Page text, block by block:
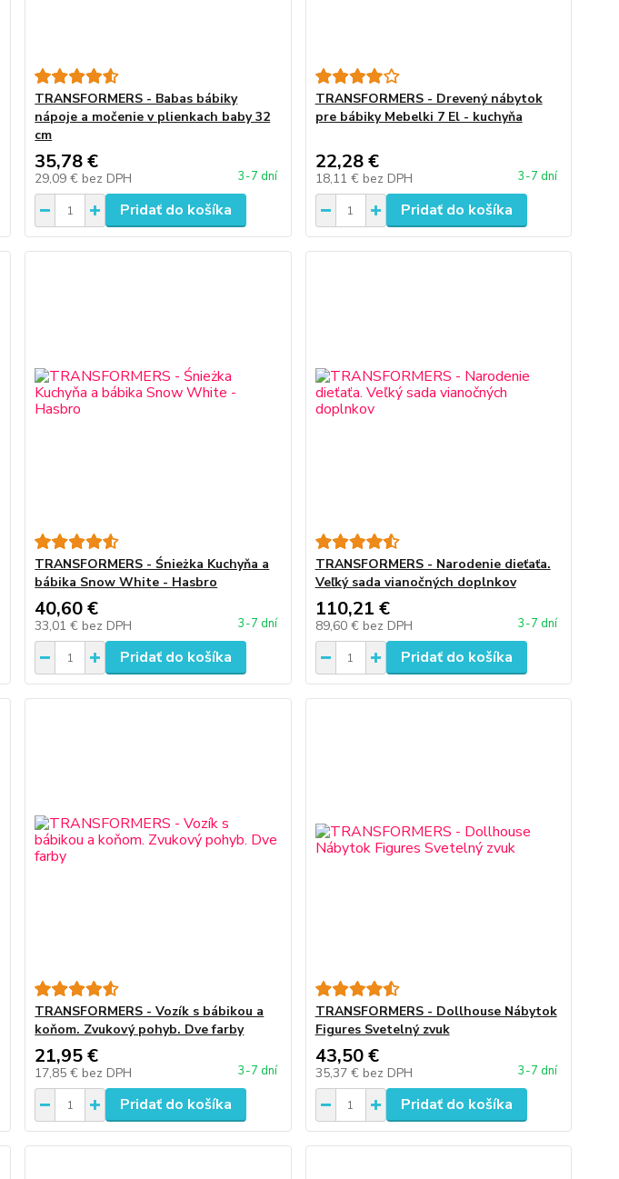
TRANSFORMERS - Babas bábiky
nápoje a močenie v plienkach baby 32
cm
35,78 €
29,09 € bez DPH 3-7 dní
Pridať do košíka
TRANSFORMERS - Drevený nábytok
pre bábiky Mebelki 7 El - kuchyňa
22,28 €
18,11 € bez DPH 3-7 dní
Pridať do košíka
TRANSFORMERS - Śnieżka Kuchyňa a
bábika Snow White - Hasbro
40,60 €
33,01 € bez DPH 3-7 dní
Pridať do košíka
TRANSFORMERS - Narodenie dieťaťa.
Veľký sada vianočných doplnkov
110,21 €
89,60 € bez DPH 3-7 dní
Pridať do košíka
TRANSFORMERS - Vozík s bábikou a
koňom. Zvukový pohyb. Dve farby
21,95 €
17,85 € bez DPH 3-7 dní
Pridať do košíka
TRANSFORMERS - Dollhouse Nábytok
Figures Svetelný zvuk
43,50 €
35,37 € bez DPH 3-7 dní
Pridať do košíka